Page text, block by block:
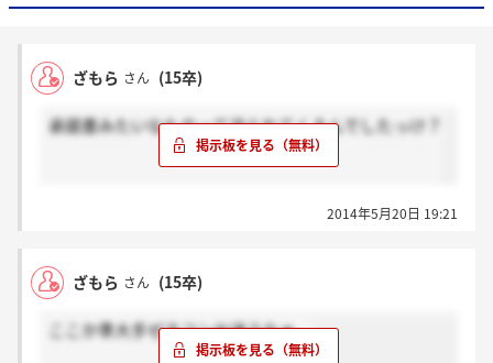
ざもら さん (15卒)
承諾書みたいなものって送られてくるんでしたっけ？
2014年5月20日 19:21
ざもら さん (15卒)
ここか準大手ゼネコンか迷うなぁ。